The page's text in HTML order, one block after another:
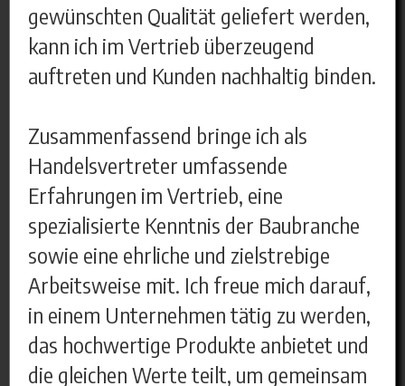
gewünschten Qualität geliefert werden,
kann ich im Vertrieb überzeugend
auftreten und Kunden nachhaltig binden.
Zusammenfassend bringe ich als
Handelsvertreter umfassende
Erfahrungen im Vertrieb, eine
spezialisierte Kenntnis der Baubranche
sowie eine ehrliche und zielstrebige
Arbeitsweise mit. Ich freue mich darauf,
in einem Unternehmen tätig zu werden,
das hochwertige Produkte anbietet und
die gleichen Werte teilt, um gemeinsam